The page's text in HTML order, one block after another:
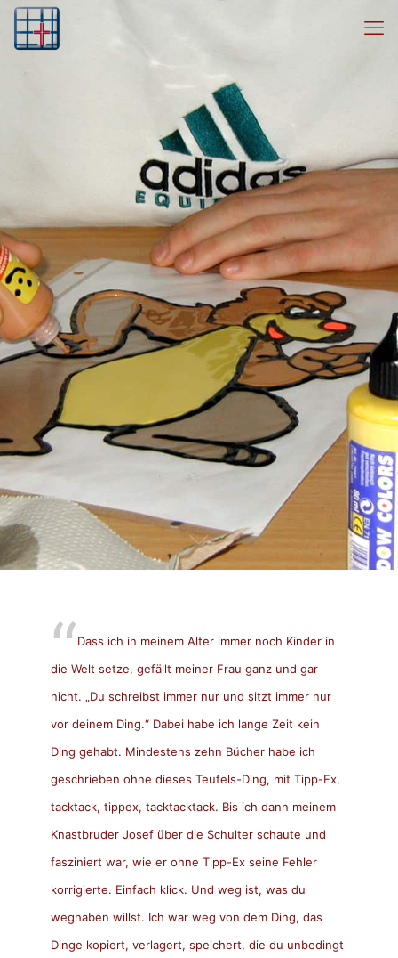
Dass ich in meinem Alter immer noch Kinder in
die Welt setze, gefällt meiner Frau ganz und gar
nicht. „Du schreibst immer nur und sitzt immer nur
vor deinem Ding.“ Dabei habe ich lange Zeit kein
Ding gehabt. Mindestens zehn Bücher habe ich
geschrieben ohne dieses Teufels-Ding, mit Tipp-Ex,
tacktack, tippex, tacktacktack. Bis ich dann meinem
Knastbruder Josef über die Schulter schaute und
fasziniert war, wie er ohne Tipp-Ex seine Fehler
korrigierte. Einfach klick. Und weg ist, was du
weghaben willst. Ich war weg von dem Ding, das
Dinge kopiert, verlagert, speichert, die du unbedingt